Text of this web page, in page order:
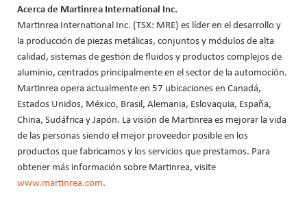
Acerca de Martinrea International Inc.
Martinrea International Inc. (TSX: MRE) es líder en el desarrollo y
la producción de piezas metálicas, conjuntos y módulos de alta
calidad, sistemas de gestión de fluidos y productos complejos de
aluminio, centrados principalmente en el sector de la automoción.
Martinrea opera actualmente en 57 ubicaciones en Canadá,
Estados Unidos, México, Brasil, Alemania, Eslovaquia, España,
China, Sudáfrica y Japón. La visión de Martinrea es mejorar la vida
de las personas siendo el mejor proveedor posible en los
productos que fabricamos y los servicios que prestamos. Para
obtener más información sobre Martinrea, visite
www.martinrea.com.